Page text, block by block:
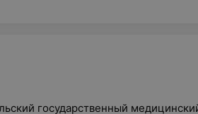
государственный